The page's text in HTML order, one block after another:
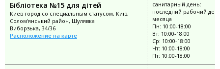
Бібліотека №15 для дітей
Киев город со специальным статусом, Київ,
Солом'янський район, Шулявка
Виборзька, 34/36
Расположение на карте
санитарный день:
последний рабочий
месяца
Пн: 10:00-18:00
Вт: 10:00-18:00
Ср: 10:00-18:00
Чт: 10:00-18:00
Пт: 10:00-18:00